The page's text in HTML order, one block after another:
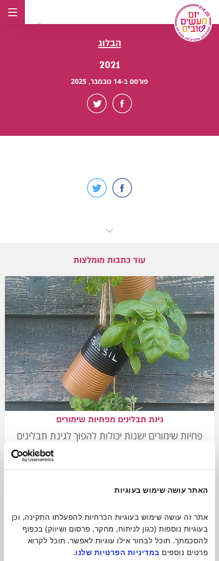
האתר עושה שימוש בעוגיות
פרטים נוספים במדיניות הפרטיות שלנו.
לתוכן
הבלוג
2021
פורסם ב-14 נובמבר, 2025
עוד כתבות מומלצות
גינת תבלינים מפחיות שימורים
פחיות שימורים ישנות יכולות להפוך לגינת תבלינים
לכתבה המלאה